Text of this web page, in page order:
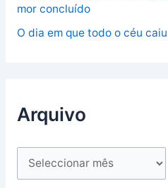
mor concluído
O dia em que todo o céu
Arquivo